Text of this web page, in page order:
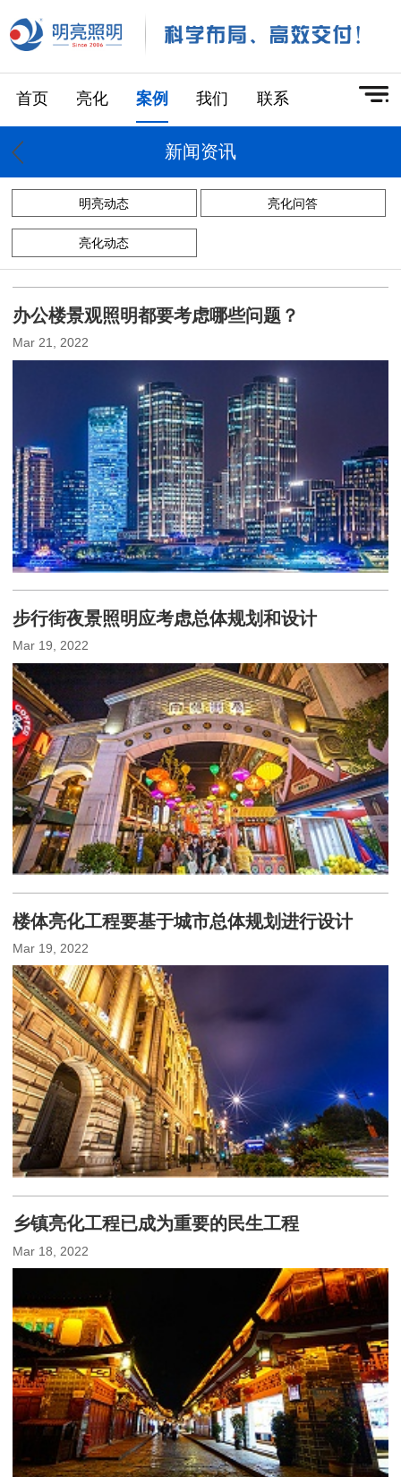
首页 亮化 案例 我们 联系
新闻资讯
明亮动态 亮化问答
亮化动态
办公楼景观照明都要考虑哪些问题？
Mar 21, 2022
步行街夜景照明应考虑总体规划和设计
Mar 19, 2022
楼体亮化工程要基于城市总体规划进行设计
Mar 19, 2022
乡镇亮化工程已成为重要的民生工程
Mar 18, 2022